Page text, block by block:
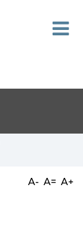
A- A= A+